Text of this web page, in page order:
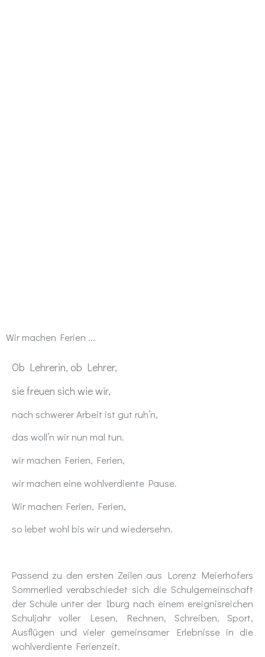
Wir machen Ferien ...
Ob Lehrerin, ob Lehrer,
sie freuen sich wie wir,
nach schwerer Arbeit ist gut ruh’n,
das woll’n wir nun mal tun.
wir machen Ferien, Ferien,
wir machen eine wohlverdiente Pause.
Wir machen Ferien, Ferien,
so lebet wohl bis wir und wiedersehn.
Passend zu den ersten Zeilen aus Lorenz Meierhofers
Sommerlied verabschiedet sich die Schulgemeinschaft
der Schule unter der Iburg nach einem ereignisreichen
Schuljahr voller Lesen, Rechnen, Schreiben, Sport,
Ausflügen und vieler gemeinsamer Erlebnisse in die
wohlverdiente Ferienzeit.